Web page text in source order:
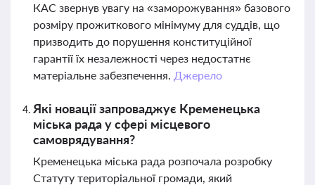
КАС звернув увагу на «заморожування» базового
розміру прожиткового мінімуму для суддів, що
призводить до порушення конституційної
гарантії їх незалежності через недостатнє
матеріальне забезпечення. Джерело
Які новації запроваджує Кременецька
міська рада у сфері місцевого
самоврядування?
Кременецька міська рада розпочала розробку
Статуту територіальної громади, який